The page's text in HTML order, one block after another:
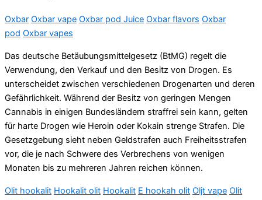
Oxbar Oxbar vape Oxbar pod Juice Oxbar flavors Oxbar
pod Oxbar vapes
Das deutsche Betäubungsmittelgesetz (BtMG) regelt die
Verwendung, den Verkauf und den Besitz von Drogen. Es
unterscheidet zwischen verschiedenen Drogenarten und deren
Gefährlichkeit. Während der Besitz von geringen Mengen
Cannabis in einigen Bundesländern straffrei sein kann, gelten
für harte Drogen wie Heroin oder Kokain strenge Strafen. Die
Gesetzgebung sieht neben Geldstrafen auch Freiheitsstrafen
vor, die je nach Schwere des Verbrechens von wenigen
Monaten bis zu mehreren Jahren reichen können.
Olit hookalit Hookalit olit Hookalit E hookah olit Oljt vape Olit